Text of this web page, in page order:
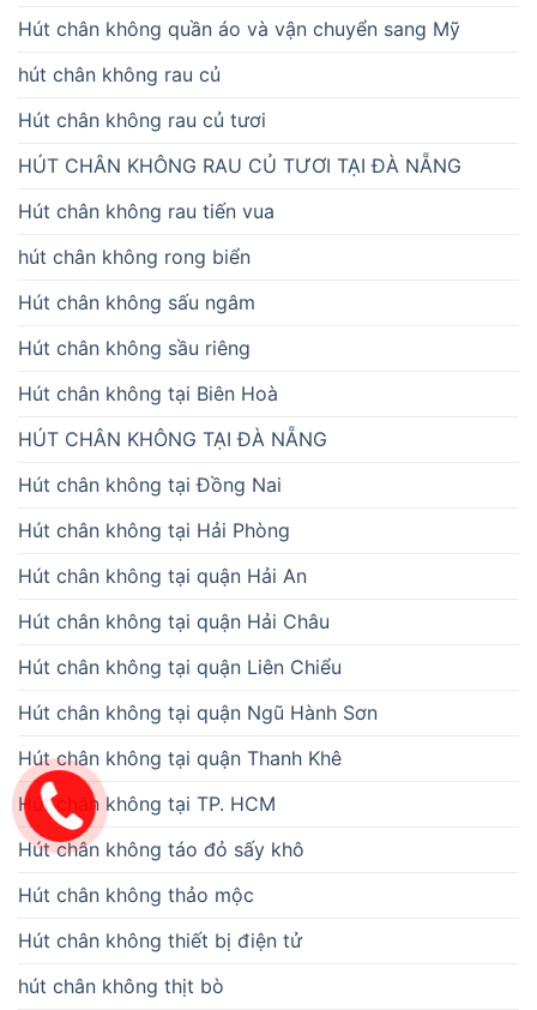
Hút chân không quần áo và vận chuyển sang Mỹ
hút chân không rau củ
Hút chân không rau củ tươi
HÚT CHÂN KHÔNG RAU CỦ TƯƠI TẠI ĐÀ NẴNG
Hút chân không rau tiến vua
hút chân không rong biển
Hút chân không sấu ngâm
Hút chân không sầu riêng
Hút chân không tại Biên Hoà
HÚT CHÂN KHÔNG TẠI ĐÀ NẴNG
Hút chân không tại Đồng Nai
Hút chân không tại Hải Phòng
Hút chân không tại quận Hải An
Hút chân không tại quận Hải Châu
Hút chân không tại quận Liên Chiểu
Hút chân không tại quận Ngũ Hành Sơn
Hút chân không tại quận Thanh Khê
Hút chân không tại TP. HCM
Hút chân không táo đỏ sấy khô
Hút chân không thảo mộc
Hút chân không thiết bị điện tử
hút chân không thịt bò